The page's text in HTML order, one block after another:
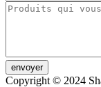
envoyer
Copyright © 2024